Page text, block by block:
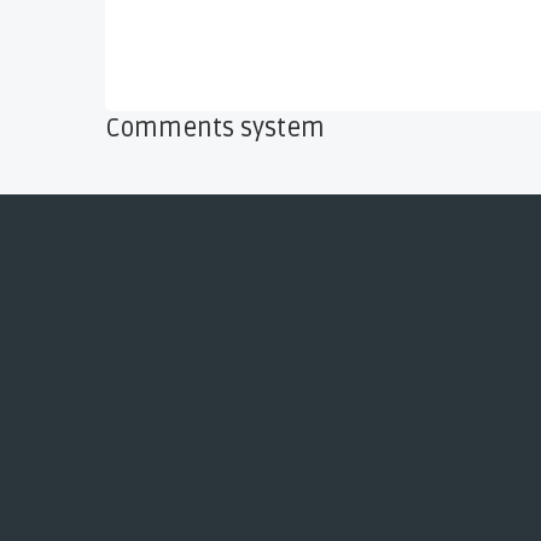
Comments system